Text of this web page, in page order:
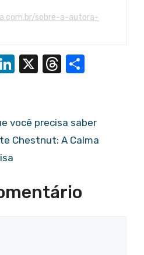
sobre-a-autora-
Li
e
dI
X
T
a
d
e
você precisa saber
Chestnut: A Calma